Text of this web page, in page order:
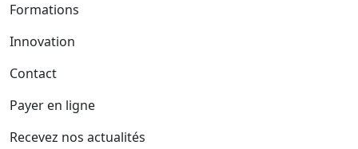
Formations
Innovation
Contact
Payer en ligne
Recevez nos actualités